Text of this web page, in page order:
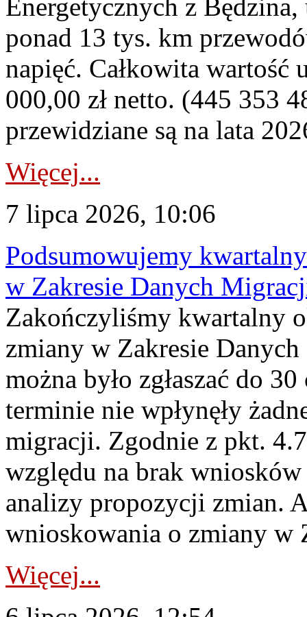
Energetycznych z
ponad 13 tys. km
napięć. Całkowita
000,00 zł netto. (445 353
przewidziane są na lata
Więcej...
7 lipca 2026, 10:06
Podsumowujemy
w Zakresie Danych
Zakończyliśmy kwartalny
zmiany w Zakresie
można było zgłaszać do
terminie nie wpłynęły
migracji. Zgodnie z pkt.
względu na brak
analizy propozycji zmian.
wnioskowania o zmiany w
Więcej...